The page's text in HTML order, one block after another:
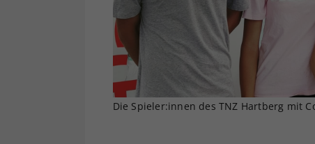
Die Spieler:innen des TNZ Hartberg mit